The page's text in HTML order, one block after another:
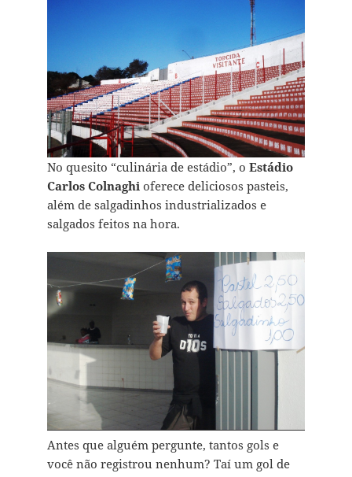
No quesito “culinária de estádio”, o Estádio
Carlos Colnaghioferece deliciosos pasteis,
além de salgadinhos industrializados e
salgados feitos na hora.
Antes que alguém pergunte, tantos gols e
você não registrou nenhum? Taí um gol de